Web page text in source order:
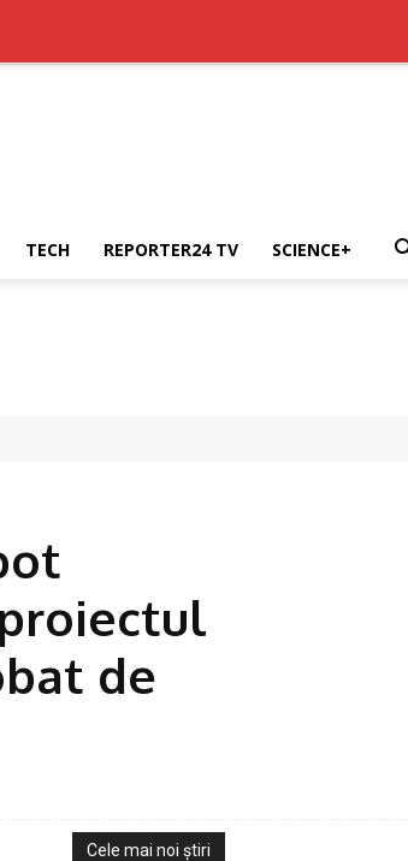
TECH REPORTER24 TV SCIENCE+
de
Cele mai noi ştiri